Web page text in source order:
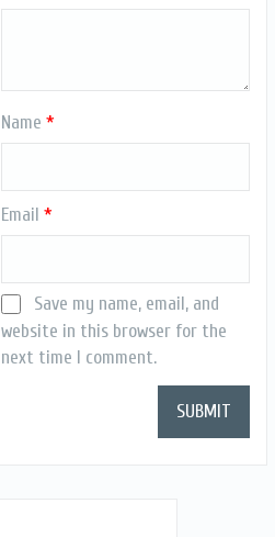
Name*
Email*
Save my name, email, and
website in this browser for the
next time I comment.